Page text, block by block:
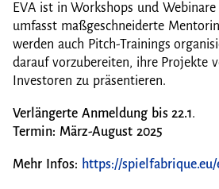
EVA ist in Workshops und
umfasst maßgeschneiderte
werden auch Pitch-Trainings
darauf vorzubereiten, ihre Projekte
Investoren zu präsentieren.
Verlängerte Anmeldung bis 22.1.
Termin: März-August 2025
Mehr Infos: https://spielfabrique.eu/